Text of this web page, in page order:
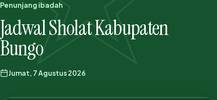
Penunjang ibadah
Jadwal Sholat Kabupaten
Bungo
Jumat, 7 Agustus 2026